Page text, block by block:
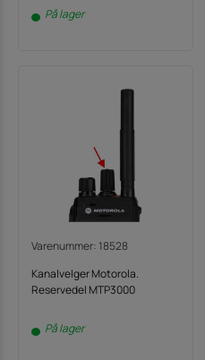
På lager
Varenummer: 18528
Kanalvelger Motorola.
Reservedel MTP3000
På lager